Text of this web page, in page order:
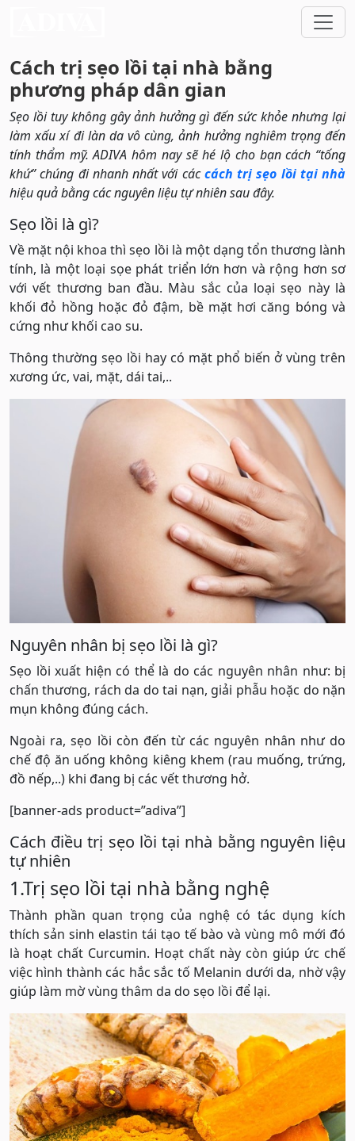
Cách trị sẹo lồi tại nhà bằng
phương pháp dân gian
Sẹo lồi tuy không gây ảnh hưởng gì đến sức khỏe nhưng lại
làm xấu xí đi làn da vô cùng, ảnh hưởng nghiêm trọng đến
tính thẩm mỹ. ADIVA hôm nay sẽ hé lộ cho bạn cách “tống
khứ” chúng đi nhanh nhất với cáccách trị sẹo lồi tại nhà
hiệu quả bằng các nguyên liệu tự nhiên sau đây.
Sẹo lồi là gì?
Về mặt nội khoa thì sẹo lồi là một dạng tổn thương lành
tính, là một loại sọe phát triển lớn hơn và rộng hơn sơ
với vết thương ban đầu. Màu sắc của loại sẹo này là
khối đỏ hồng hoặc đỏ đậm, bề mặt hơi căng bóng và
cứng như khối cao su.
Thông thường sẹo lồi hay có mặt phổ biến ở vùng trên
xương ức, vai, mặt, dái tai,..
Nguyên nhân bị sẹo lồi là gì?
Sẹo lồi xuất hiện có thể là do các nguyên nhân như: bị
chấn thương, rách da do tai nạn, giải phẫu hoặc do nặn
mụn không đúng cách.
Ngoài ra, sẹo lồi còn đến từ các nguyên nhân như do
chế độ ăn uống không kiêng khem (rau muống, trứng,
đồ nếp,..) khi đang bị các vết thương hở.
[banner-ads product=”adiva”]
Cách điều trị sẹo lồi tại nhà bằng nguyên liệu
tự nhiên
1.Trị sẹo lồi tại nhà bằng nghệ
Thành phần quan trọng của nghệ có tác dụng kích
thích sản sinh elastin tái tạo tế bào và vùng mô mới đó
là hoạt chất Curcumin. Hoạt chất này còn giúp ức chế
việc hình thành các hắc sắc tố Melanin dưới da, nhờ vậy
giúp làm mờ vùng thâm da do sẹo lồi để lại.